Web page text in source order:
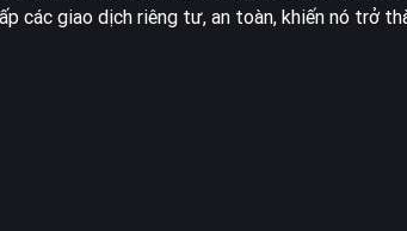
các giao dịch riêng tư, an toàn, khiến nó trở